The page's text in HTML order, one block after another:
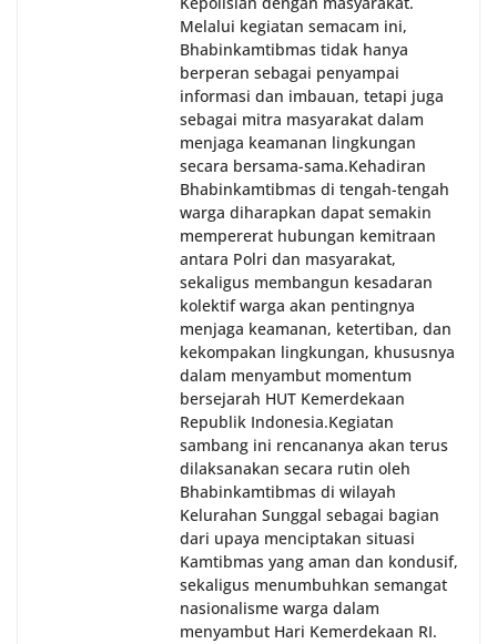
Melalui kegiatan semacam ini,
Bhabinkamtibmas tidak hanya
berperan sebagai penyampai
informasi dan imbauan, tetapi juga
sebagai mitra masyarakat dalam
menjaga keamanan lingkungan
secara bersama-sama.‎‎Kehadiran
Bhabinkamtibmas di tengah-tengah
warga diharapkan dapat semakin
mempererat hubungan kemitraan
antara Polri dan masyarakat,
sekaligus membangun kesadaran
kolektif warga akan pentingnya
menjaga keamanan, ketertiban, dan
kekompakan lingkungan, khususnya
dalam menyambut momentum
bersejarah HUT Kemerdekaan
Republik Indonesia.‎Kegiatan
sambang ini rencananya akan terus
dilaksanakan secara rutin oleh
Bhabinkamtibmas di wilayah
Kelurahan Sunggal sebagai bagian
dari upaya menciptakan situasi
Kamtibmas yang aman dan kondusif,
sekaligus menumbuhkan semangat
nasionalisme warga dalam
menyambut Hari Kemerdekaan RI.